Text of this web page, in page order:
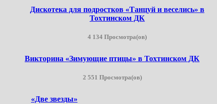
Дискотека для подростков «Танцуй и веселись» в
Тохтинском ДК
4 134 Просмотра(ов)
Викторина «Зимующие птицы» в Тохтинском ДК
2 551 Просмотра(ов)
«Две звезды»